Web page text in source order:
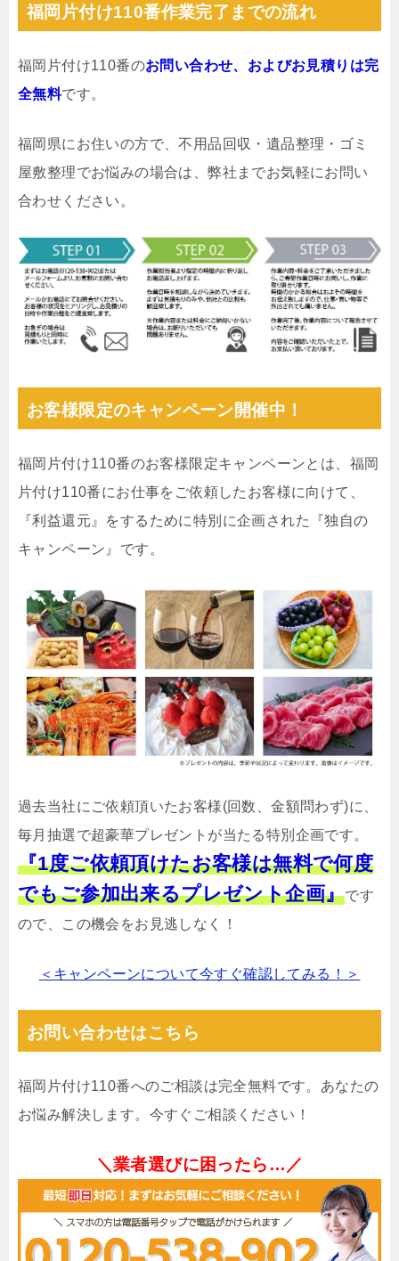
福岡片付け110番作業完了までの流れ
福岡片付け110番のお問い合わせ、およびお見積りは完
全無料です。
福岡県にお住いの方で、不用品回収・遺品整理・ゴミ
屋敷整理でお悩みの場合は、弊社までお気軽にお問い
合わせください。
お客様限定のキャンペーン開催中！
福岡片付け110番のお客様限定キャンペーンとは、福岡
片付け110番にお仕事をご依頼したお客様に向けて、
『利益還元』をするために特別に企画された『独自の
キャンペーン』です。
過去当社にご依頼頂いたお客様(回数、金額問わず)に、
毎月抽選で超豪華プレゼントが当たる特別企画です。
『1度ご依頼頂けたお客様は無料で何度
でもご参加出来るプレゼント企画』です
ので、この機会をお見逃しなく！
＜キャンペーンについて今すぐ確認してみる！＞
お問い合わせはこちら
福岡片付け110番へのご相談は完全無料です。あなたの
お悩み解決します。今すぐご相談ください！
＼業者選びに困ったら…／